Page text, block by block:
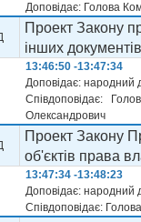
Доповідає: Голова
Проект Закону
інших
13:46:50 -13:47:34
Доповідає:
Співдоповідає:
Олександрович
Проект Закону
об'єктів права
13:47:34 -13:48:23
Доповідає: народний
Співдоповідає: